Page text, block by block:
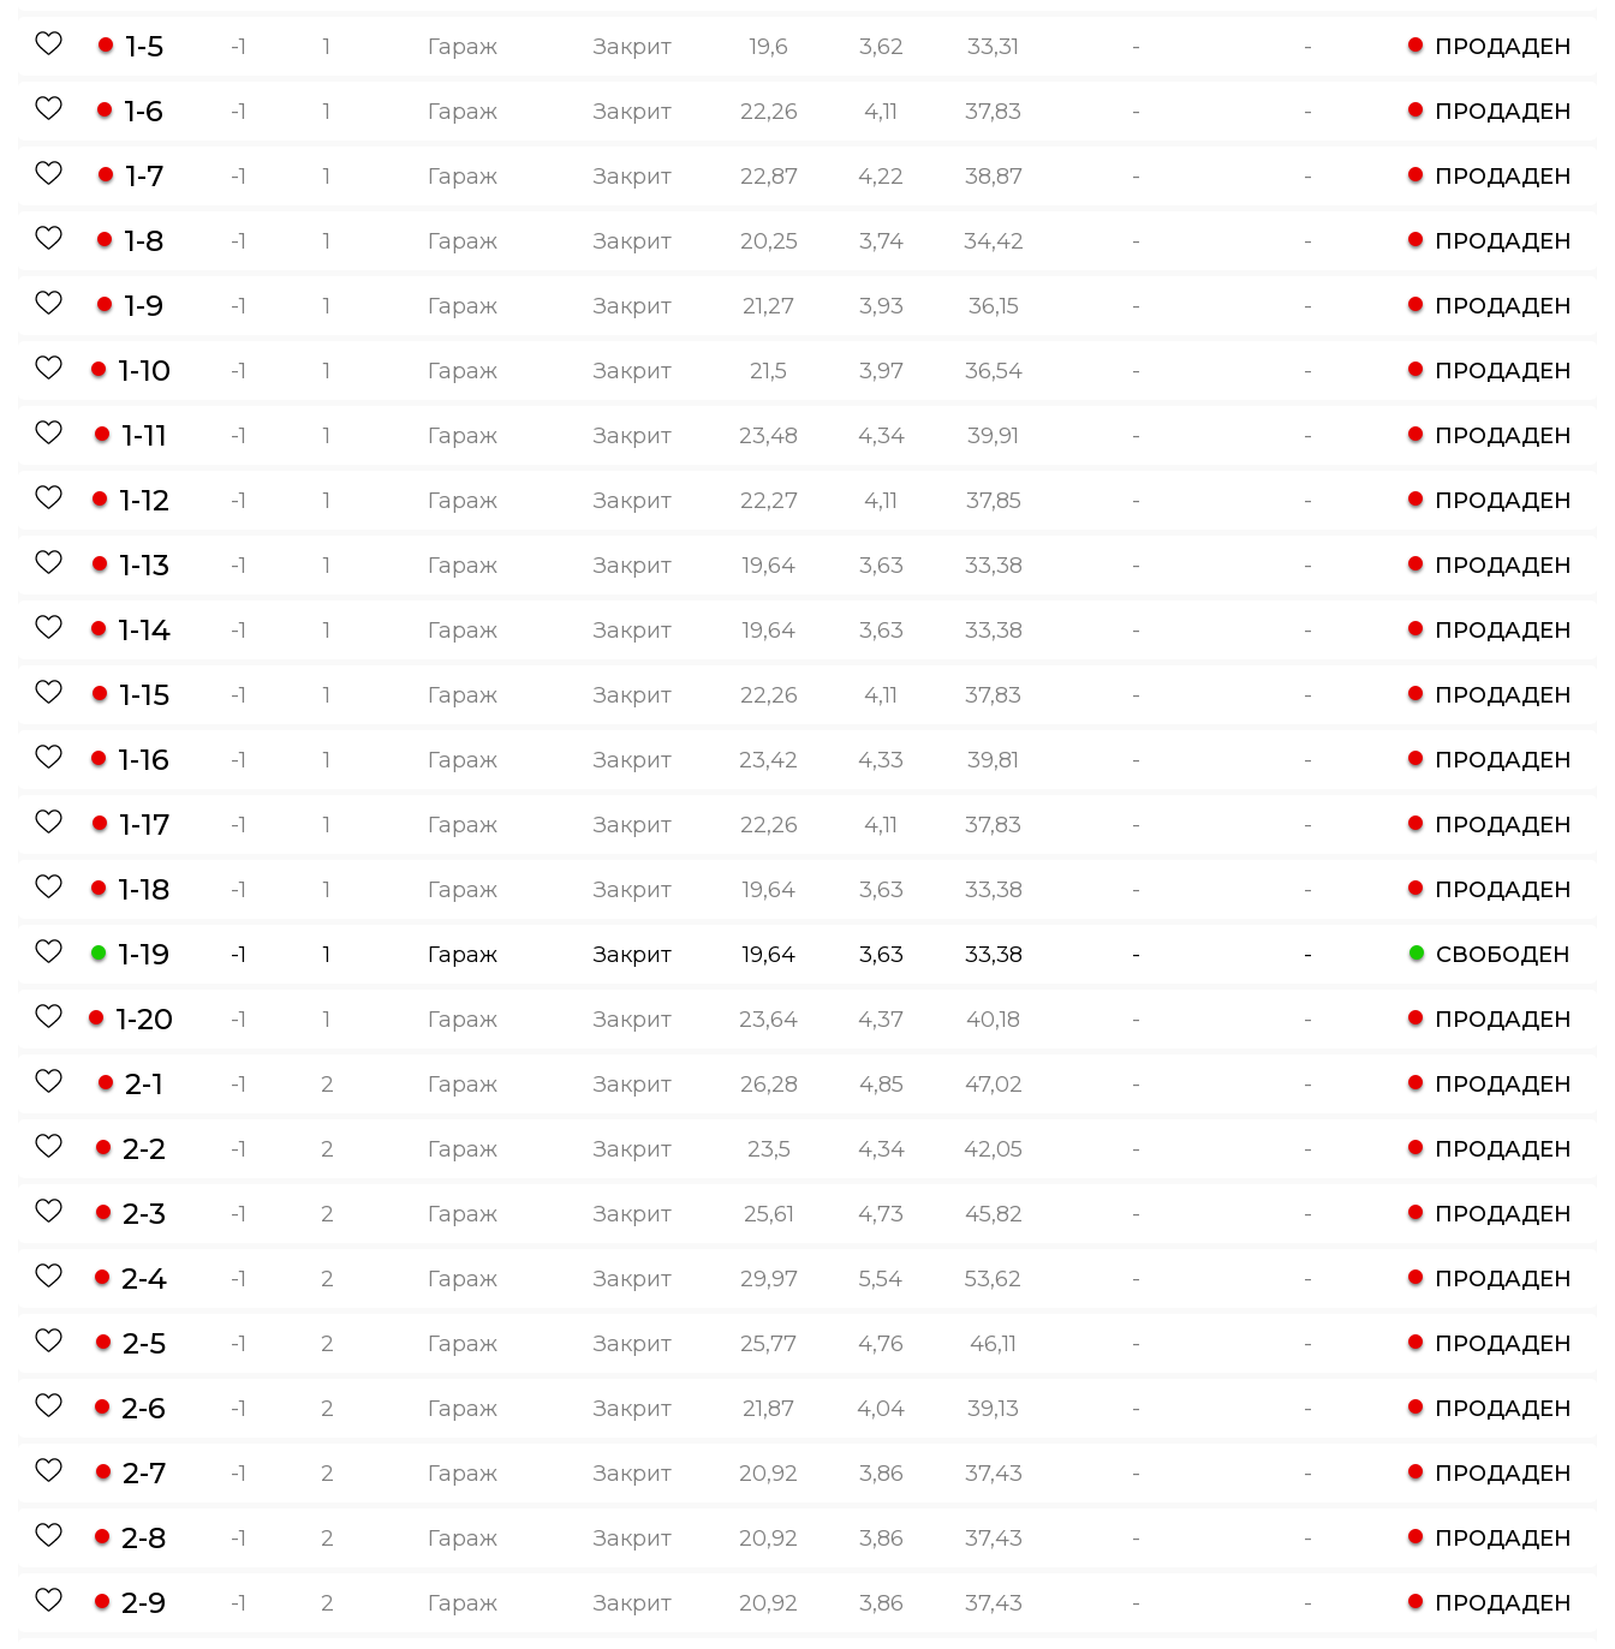
1-5 -1 1 Гараж Закрит 19,6 3,62 33,31 - - ПРОДАДЕН
1-6 -1 1 Гараж Закрит 22,26 4,11 37,83 - - ПРОДАДЕН
1-7 -1 1 Гараж Закрит 22,87 4,22 38,87 - - ПРОДАДЕН
1-8 -1 1 Гараж Закрит 20,25 3,74 34,42 - - ПРОДАДЕН
1-9 -1 1 Гараж Закрит 21,27 3,93 36,15 - - ПРОДАДЕН
1-10 -1 1 Гараж Закрит 21,5 3,97 36,54 - - ПРОДАДЕН
1-11 -1 1 Гараж Закрит 23,48 4,34 39,91 - - ПРОДАДЕН
1-12 -1 1 Гараж Закрит 22,27 4,11 37,85 - - ПРОДАДЕН
1-13 -1 1 Гараж Закрит 19,64 3,63 33,38 - - ПРОДАДЕН
1-14 -1 1 Гараж Закрит 19,64 3,63 33,38 - - ПРОДАДЕН
1-15 -1 1 Гараж Закрит 22,26 4,11 37,83 - - ПРОДАДЕН
1-16 -1 1 Гараж Закрит 23,42 4,33 39,81 - - ПРОДАДЕН
1-17 -1 1 Гараж Закрит 22,26 4,11 37,83 - - ПРОДАДЕН
1-18 -1 1 Гараж Закрит 19,64 3,63 33,38 - - ПРОДАДЕН
1-19 -1 1 Гараж Закрит 19,64 3,63 33,38 - - СВОБОДЕН
1-20 -1 1 Гараж Закрит 23,64 4,37 40,18 - - ПРОДАДЕН
2-1 -1 2 Гараж Закрит 26,28 4,85 47,02 - - ПРОДАДЕН
2-2 -1 2 Гараж Закрит 23,5 4,34 42,05 - - ПРОДАДЕН
2-3 -1 2 Гараж Закрит 25,61 4,73 45,82 - - ПРОДАДЕН
2-4 -1 2 Гараж Закрит 29,97 5,54 53,62 - - ПРОДАДЕН
2-5 -1 2 Гараж Закрит 25,77 4,76 46,11 - - ПРОДАДЕН
2-6 -1 2 Гараж Закрит 21,87 4,04 39,13 - - ПРОДАДЕН
2-7 -1 2 Гараж Закрит 20,92 3,86 37,43 - - ПРОДАДЕН
2-8 -1 2 Гараж Закрит 20,92 3,86 37,43 - - ПРОДАДЕН
2-9 -1 2 Гараж Закрит 20,92 3,86 37,43 - - ПРОДАДЕН